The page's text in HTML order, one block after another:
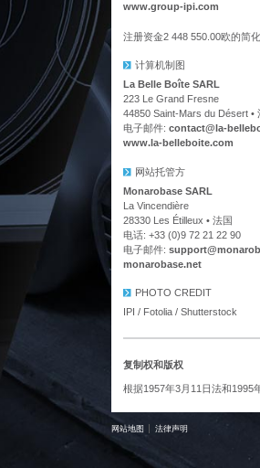
www.group-ipi.com
注册资金2 448 550.00欧的简
计算机制图
La Belle Boîte SARL
223 Le Grand Fresne
44850 Saint-Mars du Désert •
电子邮件: contact@la-
www.la-belleboite.com
网站托管方
Monarobase SARL
La Vincendière
28330 Les Étilleux • 法国
电话: +33 (0)9 72 21 22 90
电子邮件:
monarobase.net
PHOTO CREDIT
IPI / Fotolia / Shutterstock
复制权和版权
根据1957年3月11日法和1995
网站地图 法律声明